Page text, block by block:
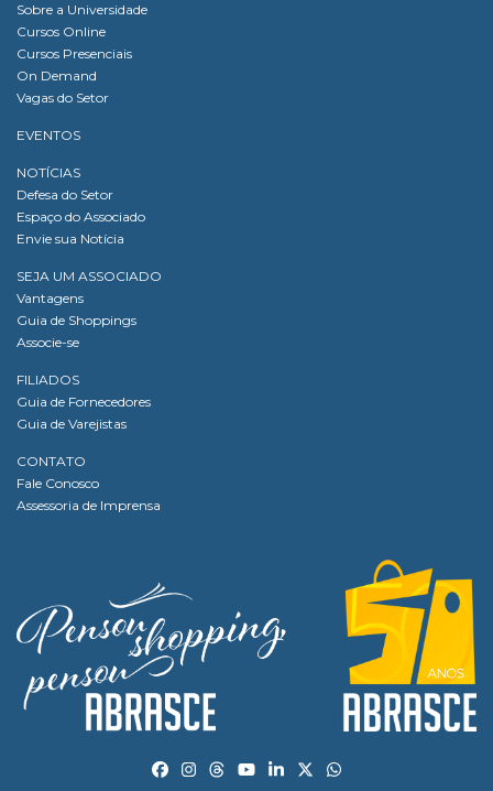
Sobre a Universidade
Cursos Online
Cursos Presenciais
On Demand
Vagas do Setor
EVENTOS
NOTÍCIAS
Defesa do Setor
Espaço do Associado
Envie sua Notícia
SEJA UM ASSOCIADO
Vantagens
Guia de Shoppings
Associe-se
FILIADOS
Guia de Fornecedores
Guia de Varejistas
CONTATO
Fale Conosco
Assessoria de Imprensa